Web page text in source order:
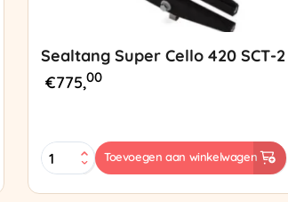
Sealtang Super Cello 420 SCT-2
€775,00
Sealtang
Super
Toevoegen aan winkelwagen